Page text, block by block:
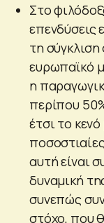
Στο
επενδύσεις
τη
ευρωπαϊκό
η
περίπου
έτσι το
αυτή είναι
δυναμική
συνεπώς
στόχο, που